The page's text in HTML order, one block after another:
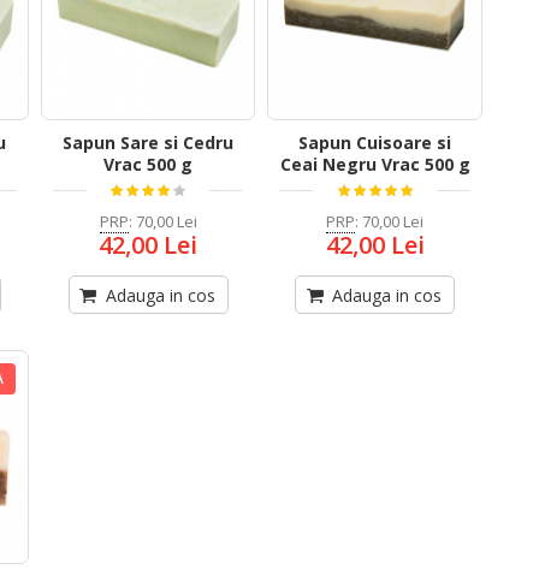
Sapun Sare si Cedru
Vrac 500 g
PRP: 70,00 Lei
42,00 Lei
Adauga in cos
Sapun Cuisoare si
Ceai Negru Vrac 500 g
PRP: 70,00 Lei
42,00 Lei
Adauga in cos